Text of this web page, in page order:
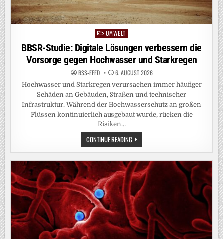
Posted
in
UMWELT
BBSR-Studie: Digitale Lösungen verbessern die
Vorsorge gegen Hochwasser und Starkregen
RSS-FEED 6. AUGUST 2026
Hochwasser und Starkregen verursachen immer häufiger
Schäden an Gebäuden, Straßen und technischer
Infrastruktur. Während der Hochwasserschutz an großen
Flüssen kontinuierlich ausgebaut wurde, rücken die
Risiken…
CONTINUE READINGBBSR-
STUDIE:
DIGITALE
VERBESSERN
DIE
VORSORGE
GEGEN
HOCHWASSER
UND
STARKREGEN